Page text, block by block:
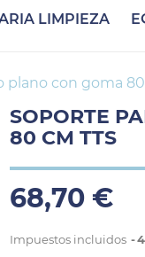
LIMPIEZA
plano con goma 80
SOPORTE
80 CM TTS
68,70 €
Impuestos incluidos